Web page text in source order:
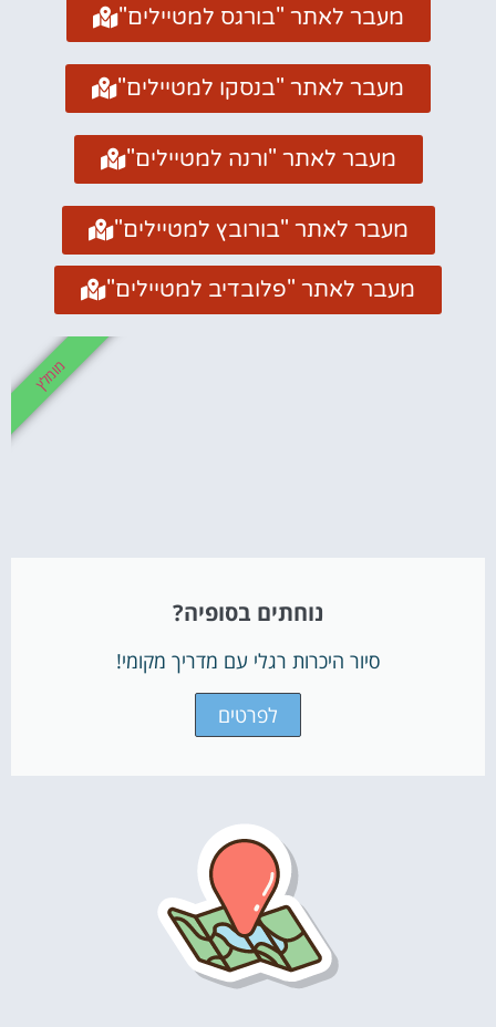
מעבר לאתר "בורגס למטיילים"
מעבר לאתר "בנסקו למטיילים"
מעבר לאתר "ורנה למטיילים"
מעבר לאתר "בורובץ למטיילים"
מעבר לאתר "פלובדיב למטיילים"
נוחתים בסופיה?
סיור היכרות רגלי עם מדריך מקומי!
לפרטים
מומלץ